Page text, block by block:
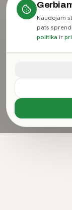
Naudojam
pats
politika ir